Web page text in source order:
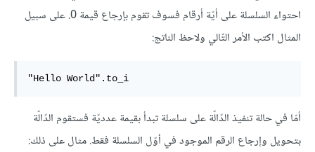
احتواء السلسلة على أيّة أرقام فسوف تقوم بإرجاع قيمة 0. على سبيل
المثال اكتب الأمر التّالي ولاحظ الناتج:
"Hello World".to_i
أمّا في حالة تنفيذ الدّالّة على سلسلة تبدأ بقيمة عدديّة فستقوم الدّالّة
بتحويل وإرجاع الرقم الموجود في أوّل السلسلة فقط. مثال على ذلك: